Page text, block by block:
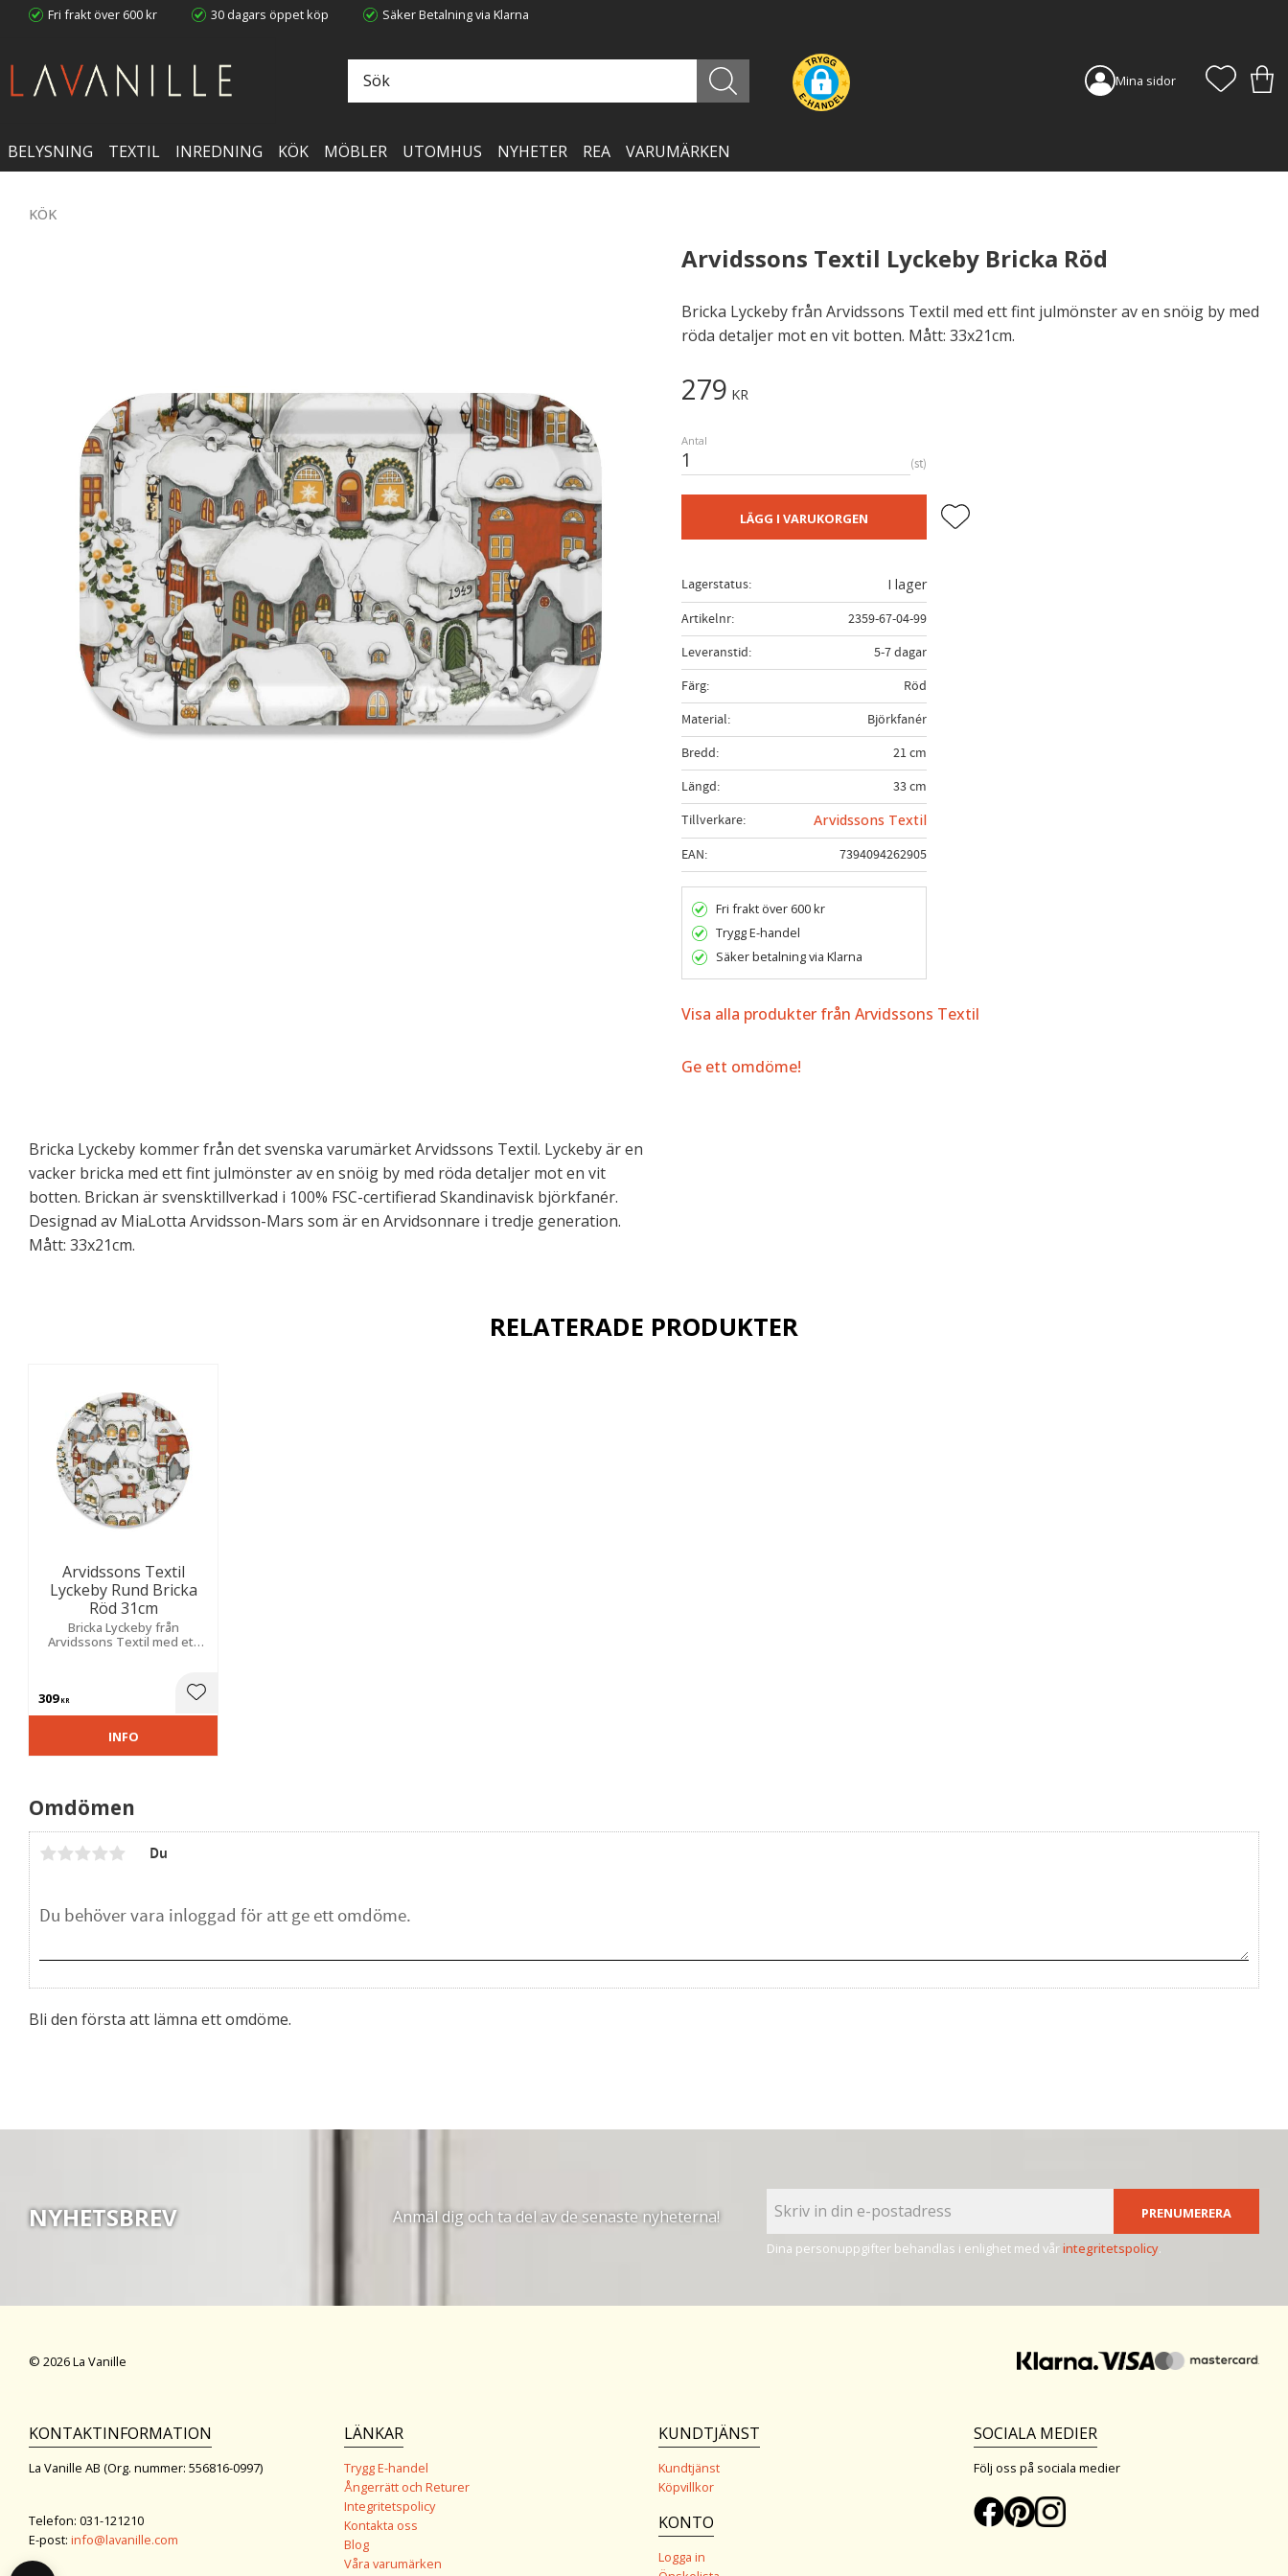
Fri frakt över 600 kr 30 dagars öppet köp Säker Betalning via Klarna
Mina sidor
BELYSNING TEXTIL INREDNING KÖK MÖBLER UTOMHUS NYHETER REA VARUMÄRKEN
KÖK
Arvidssons Textil Lyckeby Bricka Röd
Bricka Lyckeby från Arvidssons Textil med ett fint julmönster av en snöig by med
röda detaljer mot en vit botten. Mått: 33x21cm.
279 KR
Antal
st
LÄGG I VARUKORGEN Lägg till i favoriter
Lagerstatus
I lager
Artikelnr
2359-67-04-99
Leveranstid
5-7 dagar
Färg
Röd
Material
Björkfanér
Bredd
21 cm
Längd
33 cm
Tillverkare
Arvidssons Textil
EAN
7394094262905
Fri frakt över 600 kr
Trygg E-handel
Säker betalning via Klarna
Visa alla produkter från Arvidssons Textil
Ge ett omdöme!
Bricka Lyckeby kommer från det svenska varumärket Arvidssons Textil. Lyckeby är en
vacker bricka med ett fint julmönster av en snöig by med röda detaljer mot en vit
botten. Brickan är svensktillverkad i 100% FSC-certifierad Skandinavisk björkfanér.
Designad av MiaLotta Arvidsson-Mars som är en Arvidsonnare i tredje generation.
Mått: 33x21cm.
Omdömen
Du
Bli den första att lämna ett omdöme.
RELATERADE PRODUKTER
Arvidssons Textil
Lyckeby Rund Bricka
Röd 31cm
Bricka Lyckeby från
Arvidssons Textil med ett
309KR Lägg till i favoriter
INFO
NYHETSBREV Anmäl dig och ta del av de senaste nyheterna! PRENUMERERA
Dina personuppgifter behandlas i enlighet med vårintegritetspolicy.
© 2026 La Vanille
KONTAKTINFORMATION
La Vanille AB (Org. nummer: 556816-0997)
Telefon: 031-121210
E-post: info@lavanille.com
LÄNKAR
Trygg E-handel
Ångerrätt och Returer
Integritetspolicy
Kontakta oss
Blog
Våra varumärken
KUNDTJÄNST
Kundtjänst
Köpvillkor
KONTO
Logga in
SOCIALA MEDIER
Följ oss på sociala medier